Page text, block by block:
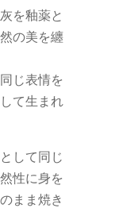
を釉薬と
の美を纏
じ表情を
て生まれ
して同じ
性に身を
まま焼き